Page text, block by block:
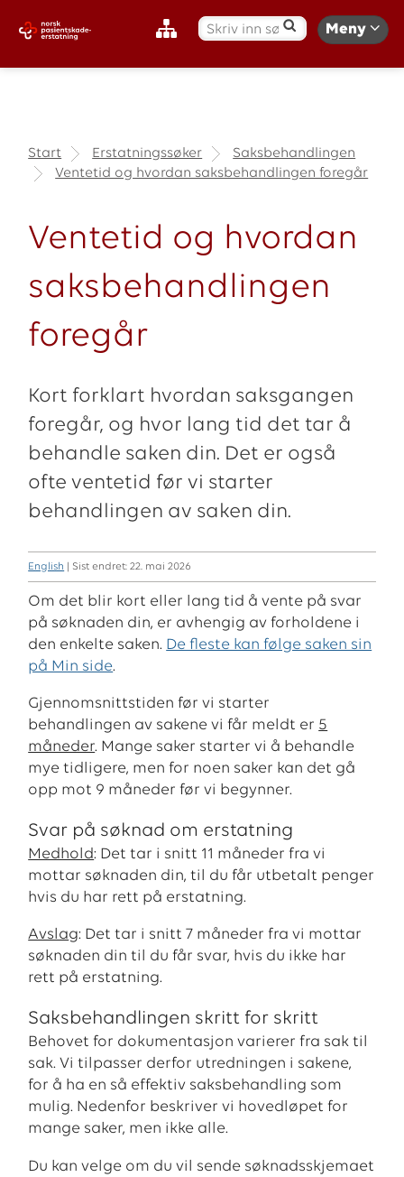
S
k
Meny
Start Erstatningssøker
Saksbehandlingen
Ventetid og hvordan saksbehandlingen foregår
Ventetid og hvordan
saksbehandlingen
foregår
Kort forklart hvordan saksgangen
foregår, og hvor lang tid det tar å
behandle saken din. Det er også
ofte ventetid før vi starter
behandlingen av saken din.
English | Sist endret: 22. mai 2026
Om det blir kort eller lang tid å vente på svar
på søknaden din, er avhengig av forholdene i
den enkelte saken. De fleste kan følge saken sin
på Min side.
Gjennomsnittstiden før vi starter
behandlingen av sakene vi får meldt er 5
måneder. Mange saker starter vi å behandle
mye tidligere, men for noen saker kan det gå
opp mot 9 måneder før vi begynner.
Svar på søknad om erstatning
Medhold: Det tar i snitt 11 måneder fra vi
mottar søknaden din, til du får utbetalt penger
hvis du har rett på erstatning.
Avslag: Det tar i snitt 7 måneder fra vi mottar
søknaden din til du får svar, hvis du ikke har
rett på erstatning.
Saksbehandlingen skritt for skritt
Behovet for dokumentasjon varierer fra sak til
sak. Vi tilpasser derfor utredningen i sakene,
for å ha en så effektiv saksbehandling som
mulig. Nedenfor beskriver vi hovedløpet for
mange saker, men ikke alle.
Du kan velge om du vil sende søknadsskjemaet